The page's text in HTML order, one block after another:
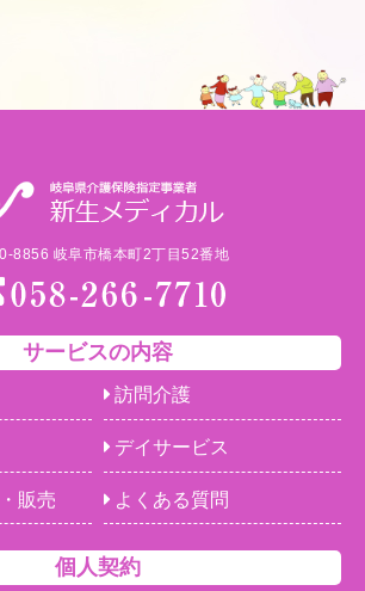
8856 岐阜市橋本町2丁目52番地
サービスの内容
訪問介護
デイサービス
販売 よくある質問
個人契約